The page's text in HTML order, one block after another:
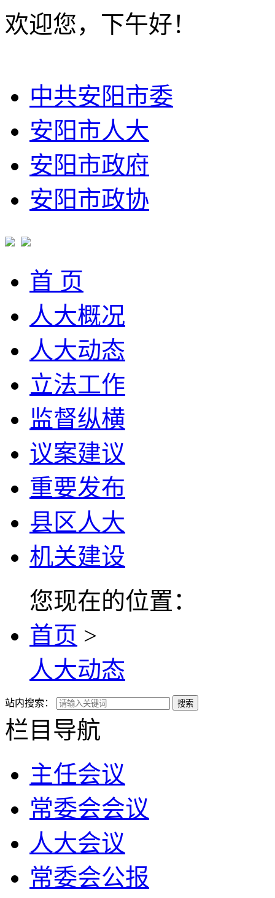
欢迎您，下午好！
中共安阳市委
安阳市人大
安阳市政府
安阳市政协
首 页
人大概况
人大动态
立法工作
监督纵横
议案建议
重要发布
县区人大
机关建设
您现在的位置：
首页 >
人大动态
站内搜索： 搜索
栏目导航
主任会议
常委会会议
人大会议
常委会公报